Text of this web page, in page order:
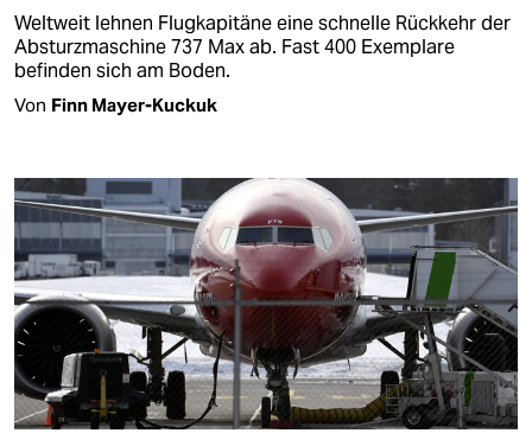
Weltweit lehnen Flugkapitäne eine schnelle Rückkehr der
Absturzmaschine 737 Max ab. Fast 400 Exemplare
befinden sich am Boden.
Von Finn Mayer-Kuckuk